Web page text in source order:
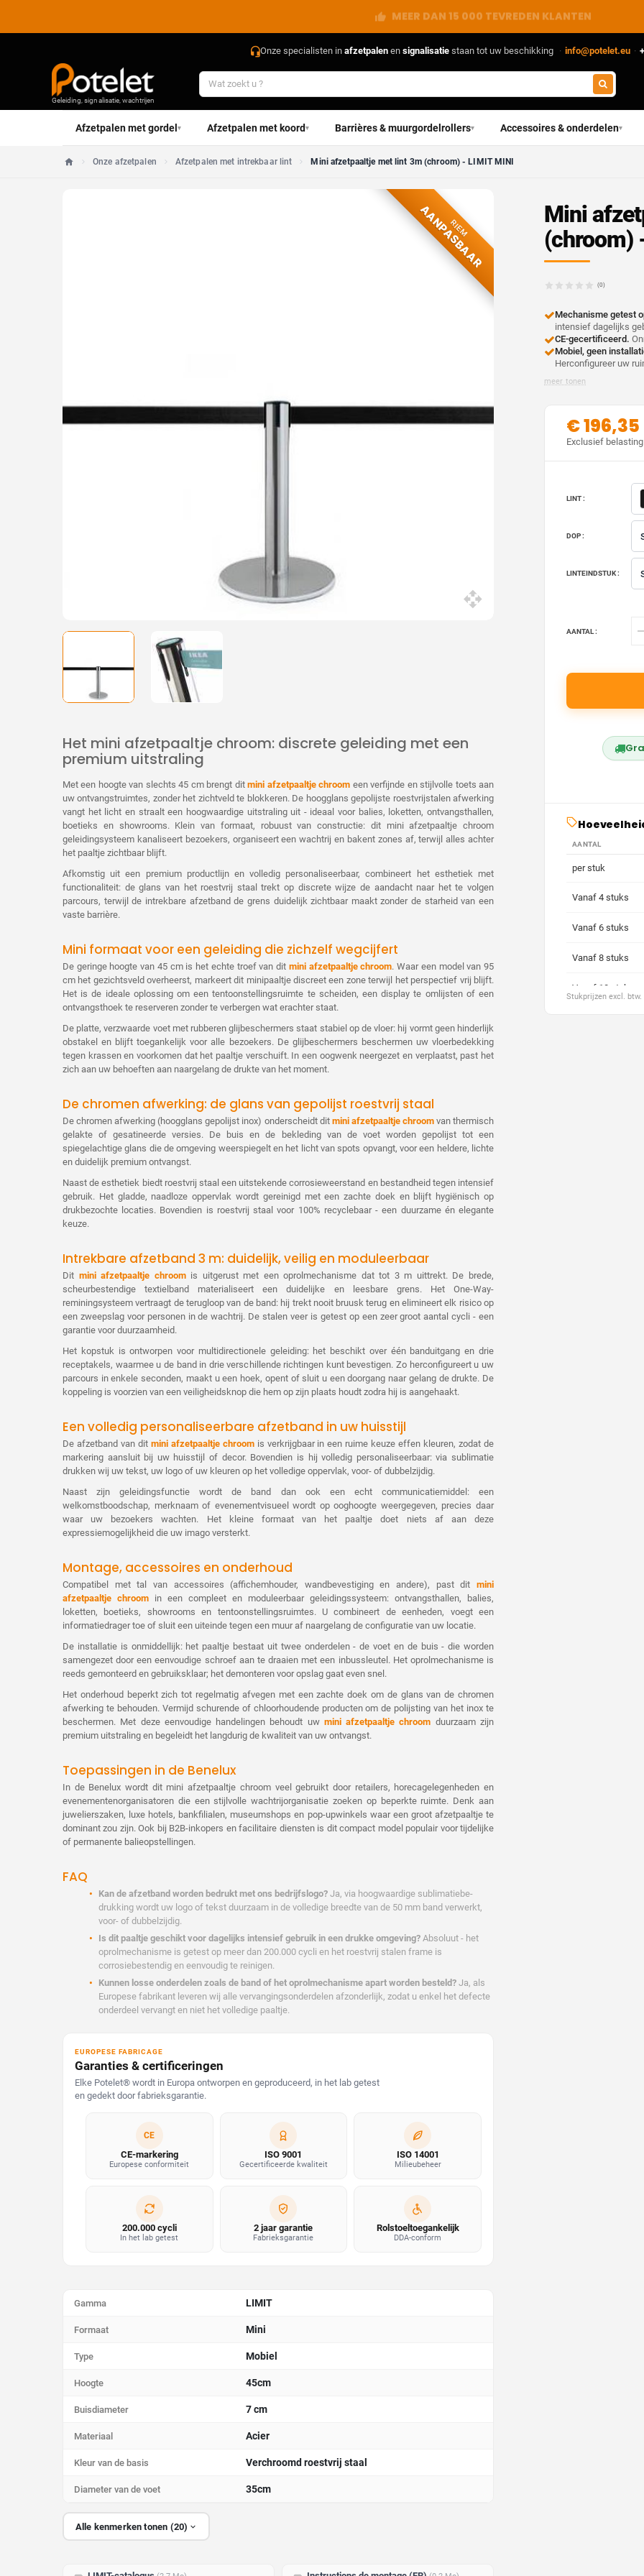
RECHTSTREEKS VAN DE FABRIKANT
Onze specialisten in afzetpalenen signalisatiestaan tot uw beschikking · info@potelet.eu ·
Geleiding, signalisatie, wachtrijen
Afzetpalen met gordel▾ Afzetpalen met koord▾ Barrières & muurgordelrollers▾ Accessoires & onderdelen▾
Home
Onze afzetpalen Afzetpalen met intrekbaar lint Mini afzetpaaltje met lint 3m (chroom) - LIMIT MINI
RIEM
AANPASBAAR
Het mini afzetpaaltje chroom: discrete geleiding met een
premium uitstraling
Met een hoogte van slechts 45 cm brengt ditmini afzetpaaltje chroom een verfijnde en stijlvolle toets aan
uw ontvangstruimtes, zonder het zichtveld te blokkeren. De hoogglans gepolijste roestvrijstalen afwerking
vangt het licht en straalt een hoogwaardige uitstraling uit - ideaal voor balies, loketten, ontvangsthal­len,
boetieks en showrooms. Klein van formaat, robuust van constructie: dit mini afzetpaaltje chroom
geleidingsysteem kanaliseert bezoekers, organiseert een wachtrij en bakent zones af, terwijl alles achter
het paaltje zichtbaar blijft.
Afkomstig uit een premium productlijn en volledig personaliseerbaar, combineert het esthetiek met
functionaliteit: de glans van het roestvrij staal trekt op discrete wijze de aandacht naar het te volgen
parcours, terwijl de intrekbare afzetband de grens duidelijk zichtbaar maakt zonder de starheid van een
vaste barrière.
Mini formaat voor een geleiding die zichzelf wegcijfert
De geringe hoogte van 45 cm is het echte troef van dit mini afzetpaaltje chroom. Waar een model van 95
cm het gezichtsveld overheerst, markeert dit mini­paaltje discreet een zone terwijl het perspectief vrij blijft.
Het is de ideale oplossing om een tentoonstellingsruimte te scheiden, een display te omlijsten of een
ontvangsthoek te reserveren zonder te verbergen wat erachter staat.
De platte, verzwaarde voet met rubberen glijbeschermers staat stabiel op de vloer: hij vormt geen hinderlijk
obstakel en blijft toegankelijk voor alle bezoekers. De glijbeschermers beschermen uw vloerbedekking
tegen krassen en voorkomen dat het paaltje verschuift. In een oogwenk neergezet en verplaatst, past het
zich aan uw behoeften aan naargelang de drukte van het moment.
De chromen afwerking: de glans van gepolijst roestvrij staal
De chromen afwerking (hoogglans gepolijst inox) onderscheidt dit mini afzetpaaltje chroomvan thermisch
gelakte of gesatineerde versies. De buis en de bekleding van de voet worden gepolijst tot een
spiegelachtige glans die de omgeving weerspiegelt en het licht van spots opvangt, voor een heldere, lichte
en duidelijk premium ontvangst.
Naast de esthetiek biedt roestvrij staal een uitstekende corrosieweerstand en bestand­heid tegen intensief
gebruik. Het gladde, naadloze oppervlak wordt gereinigd met een zachte doek en blijft hygiënisch op
drukbezochte locaties. Bovendien is roestvrij staal voor 100% recyclebaar - een duurzame én elegante
keuze.
Intrekbare afzetband 3 m: duidelijk, veilig en moduleerbaar
Dit mini afzetpaaltje chroomis uitgerust met een oprolmechanisme dat tot 3 m uittrekt. De brede,
scheurbestendige textielband materialiseert een duidelijke en leesbare grens. Het One-Way-
reminingsysteem vertraagt de terugloop van de band: hij trekt nooit bruusk terug en elimineert elk risico op
een zweepslag voor personen in de wachtrij. De stalen veer is getest op een zeer groot aantal cycli - een
garantie voor duurzaamheid.
Het kopstuk is ontworpen voor multidirectionele geleiding: het beschikt over één banduitgang en drie
receptakels, waarmee u de band in drie verschillende richtingen kunt bevestigen. Zo herconfigureert u uw
parcours in enkele seconden, maakt u een hoek, opent of sluit u een doorgang naar gelang de drukte. De
koppeling is voorzien van een veiligheidsknop die hem op zijn plaats houdt zodra hij is aangehaakt.
Een volledig personaliseerbare afzetband in uw huisstijl
De afzetband van dit mini afzetpaaltje chroomis verkrijgbaar in een ruime keuze effen kleuren, zodat de
markering aansluit bij uw huisstijl of decor. Bovendien is hij volledig personaliseerbaar: via sublimatie
drukken wij uw tekst, uw logo of uw kleuren op het volledige oppervlak, voor- of dubbelzijdig.
Naast zijn geleidingsfunctie wordt de band dan ook een echt communicatiemiddel: een
welkomstboodschap, merknaam of evenementvisueel wordt op ooghoogte weergegeven, precies daar
waar uw bezoekers wachten. Het kleine formaat van het paaltje doet niets af aan deze
expressiemogelijkheid die uw imago versterkt.
Montage, accessoires en onderhoud
Compatibel met tal van accessoires (affichemhouder, wandbevestiging en andere), past dit mini
afzetpaaltje chroom in een compleet en moduleerbaar geleidingssysteem: ontvangsthal­len, balies,
loketten, boetieks, showrooms en tentoonstellingsruimtes. U combineert de eenheden, voegt een
informatiedrager toe of sluit een uiteinde tegen een muur af naargelang de configuratie van uw locatie.
De installatie is onmiddellijk: het paaltje bestaat uit twee onderdelen - de voet en de buis - die worden
samengezet door een eenvoudige schroef aan te draaien met een inbussleutel. Het oprolmechanisme is
reeds gemonteerd en gebruiksklaar; het demonteren voor opslag gaat even snel.
Het onderhoud beperkt zich tot regelmatig afvegen met een zachte doek om de glans van de chromen
afwerking te behouden. Vermijd schurende of chloorhoudende producten om de polijsting van het inox te
beschermen. Met deze eenvoudige handelingen behoudt uw mini afzetpaaltje chroom duurzaam zijn
premium uitstraling en begeleidt het langdurig de kwaliteit van uw ontvangst.
Toepassingen in de Benelux
In de Benelux wordt dit mini afzetpaaltje chroom veel gebruikt door retailers, horecagelegenheden en
evenementenorganisatoren die een stijlvolle wachtrij­organisatie zoeken op beperkte ruimte. Denk aan
juwelierszaken, luxe hotels, bankfilialen, museumshops en pop-up­winkels waar een groot afzetpaaltje te
dominant zou zijn. Ook bij B2B-inkopers en facilitaire diensten is dit compact model populair voor tijdelijke
of permanente balieopstellingen.
FAQ
Kan de afzetband worden bedrukt met ons bedrijfslogo? Ja, via hoogwaardige sublimatiebe­
drukking wordt uw logo of tekst duurzaam in de volledige breedte van de 50 mm band verwerkt,
voor- of dubbelzijdig.
Is dit paaltje geschikt voor dagelijks intensief gebruik in een drukke omgeving? Absoluut - het
oprolmechanisme is getest op meer dan 200.000 cycli en het roestvrij stalen frame is
corrosiebestendig en eenvoudig te reinigen.
Kunnen losse onderdelen zoals de band of het oprolmechanisme apart worden besteld? Ja, als
Europese fabrikant leveren wij alle vervangingsonderdelen afzonderlijk, zodat u enkel het defecte
onderdeel vervangt en niet het volledige paaltje.
EUROPESE FABRICAGE
Garanties & certificeringen
Elke Potelet® wordt in Europa ontworpen en geproduceerd, in het lab getest
en gedekt door fabrieksgarantie.
CE
CE-markering
Europese conformiteit
ISO 9001
Gecertificeerde kwaliteit
ISO 14001
Milieubeheer
200.000 cycli
In het lab getest
2 jaar garantie
Fabrieksgarantie
Rolstoeltoegankelijk
DDA-conform
Gamma LIMIT
Formaat Mini
Type Mobiel
Hoogte 45cm
Buisdiameter 7 cm
Materiaal Acier
Kleur van de basis Verchroomd roestvrij staal
Diameter van de voet 35cm
Alle kenmerken tonen (20)
Mini
(chroom)
(0)
Mechanisme getest
intensief dagelijks
CE-gecertificeerd.
Mobiel, geen
Herconfigureer uw
meer tonen
€ 196,35
Exclusief belasting
LINT :
DOP :
LINTEINDSTUK :
AANTAL :
AANTAL
per stuk
Vanaf 4 stuks
Vanaf 6 stuks
Vanaf 8 stuks
Vanaf 10 stuks
Stukprijzen excl.